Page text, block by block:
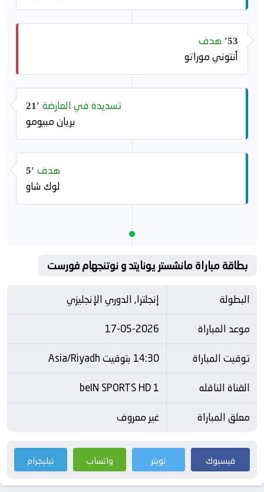
53' هدف
أنتوني موراتو
21' تسديدة في العارضة
بريان مبيومو
5' هدف
لوك شاو
بطاقة مباراة مانشستر يونايتد و نوتنجهام فورست
البطولة
إنجلترا, الدوري الإنجليزي
موعد المباراة
17-05-2026
توقيت المباراة
14:30 بتوقيت Asia/Riyadh
القناة الناقله
beIN SPORTS HD 1
معلق المباراة
غير معروف
فيسبوك تويتر واتساب تيليجرام